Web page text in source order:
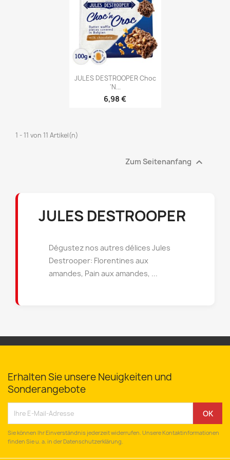
Vorschau
JULES DESTROOPER Choc
'n...
6,98 €
1 - 11 von 11 Artikel(n)
Zum Seitenanfang 
JULES DESTROOPER
Dégustez nos autres délices Jules
Destrooper: Florentines aux
amandes, Pain aux amandes, ...
Erhalten Sie unsere Neuigkeiten und
Sonderangebote
Sie können Ihr Einverständnis jederzeit widerrufen. Unsere Kontaktinformationen
finden Sie u. a. in der Datenschutzerklärung.